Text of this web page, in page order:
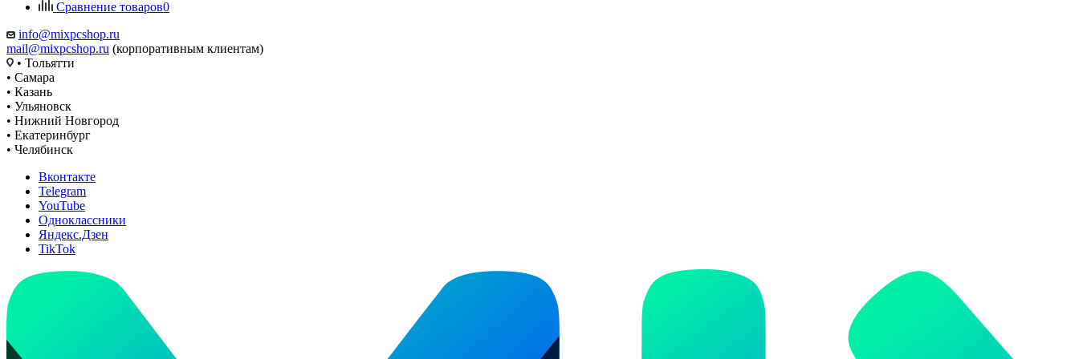
Сравнение товаров0
info@mixpcshop.ru
mail@mixpcshop.ru (корпоративным клиентам)
• Тольятти
• Самара
• Казань
• Ульяновск
• Нижний Новгород
• Екатеринбург
• Челябинск
Вконтакте
Telegram
YouTube
Одноклассники
Яндекс.Дзен
TikTok